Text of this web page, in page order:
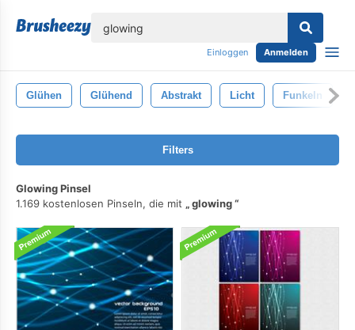
Einloggen Anmelden
Glühen Glühend Abstrakt Licht Funkeln
Filters
Glowing Pinsel
1.169 kostenlosen Pinseln, die mit
glowing